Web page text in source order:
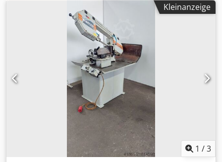
Kleinanzeige
1 /3